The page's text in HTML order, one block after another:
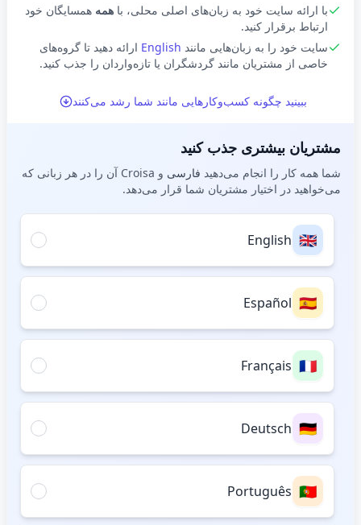
با ارائه سایت خود به زبان‌های اصلی محلی، با همه همسایگان خود
ارتباط برقرار کنید.
سایت خود را به زبان‌هایی مانند English ارائه دهید تا گروه‌های
خاصی از مشتریان مانند گردشگران یا تازه‌واردان را جذب کنید.
ببینید چگونه کسب‌وکارهایی مانند شما رشد می‌کنند
مشتریان بیشتری جذب کنید
شما همه کار را انجام می‌دهید فارسی
و Croisa آن را در هر زبانی که
می‌خواهید در اختیار مشتریان شما قرار می‌دهد.
🇬🇧
English
🇪🇸
Español
🇫🇷
Français
🇩🇪
Deutsch
🇵🇹
Português